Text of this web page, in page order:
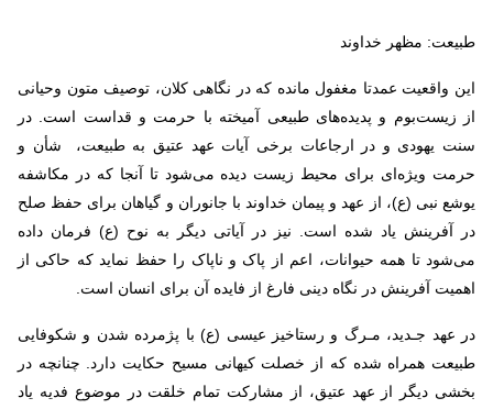
طبیعت: مظهر خداوند
این واقعیت عمدتا مغفول مانده که در نگاهی کلان، توصیف متون وحیانی
از زیست‌بوم و پدیده‌های طبیعی آمیخته با حرمت و قداست است. در
سنت یهودی و در ارجاعات برخی آیات عهد عتیق‌ به طبیعت، شأن و
حرمت ویژه‌ای برای محیط زیست دیده می‌شود تا آنجا که در مکاشفه
یوشع‌ نبی (ع)، از عهد و پیمان خداوند با جانوران‌ و گیاهان‌ برای حفظ صلح
در آفرینش یاد شده است. نیز در آیاتی دیگر به‌ نوح‌ (ع) فرمان‌ داده‌
می‌شود تا همه‌ حیوانات‌، اعم‌ از پاک‌ و ناپاک‌ را حفظ نماید که حاکی از
اهمیت آفرینش در نگاه دینی فارغ از فایده آن برای انسان است.
در عهد جـدید، مـرگ‌ و رستاخیز عیسی‌ (ع‌) با پژمرده ‌شدن‌ و شکوفایی‌
طبیعت‌ همراه‌ شده‌ که‌ از‌ خصلت‌ کیهانی‌ مسیح حکایت دارد. چنانچه در
بخشی دیگر از عهد عتیق، از مشارکت تمام خلقت‌ در موضوع فدیه یاد